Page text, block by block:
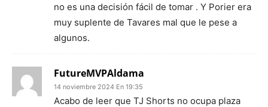
no es una decisión fácil de tomar . Y Porier era
muy suplente de Tavares mal que le pese a
algunos.
FutureMVPAldama
14 noviembre 2024 En 19:35
Acabo de leer que TJ Shorts no ocupa plaza